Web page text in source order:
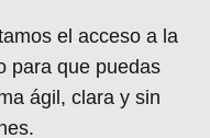
el acceso a la
para que puedas
ágil, clara y sin